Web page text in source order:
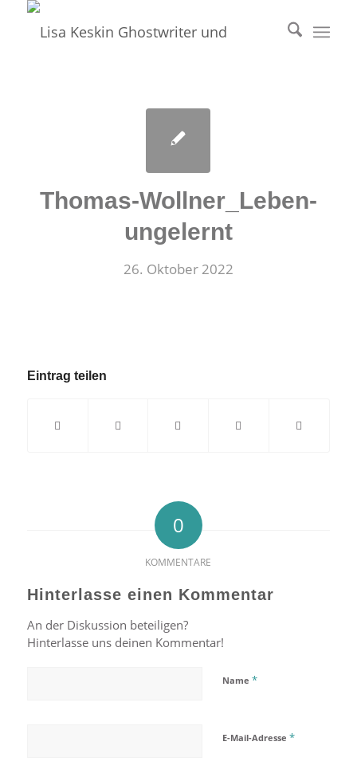
Thomas-Wollner_Leben-
ungelernt
26. Oktober 2022
Eintrag teilen
0
KOMMENTARE
Hinterlasse einen Kommentar
An der Diskussion beteiligen?
Hinterlasse uns deinen Kommentar!
Name *
E-Mail-Adresse *